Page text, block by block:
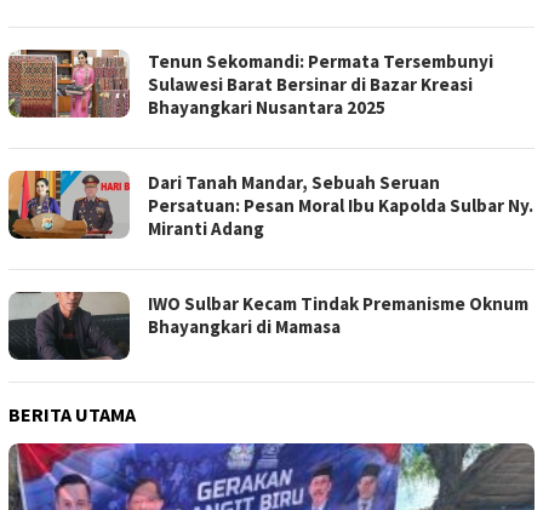
Tenun Sekomandi: Permata Tersembunyi
Sulawesi Barat Bersinar di Bazar Kreasi
Bhayangkari Nusantara 2025
Dari Tanah Mandar, Sebuah Seruan
Persatuan: Pesan Moral Ibu Kapolda Sulbar Ny.
Miranti Adang
IWO Sulbar Kecam Tindak Premanisme Oknum
Bhayangkari di Mamasa
BERITA UTAMA